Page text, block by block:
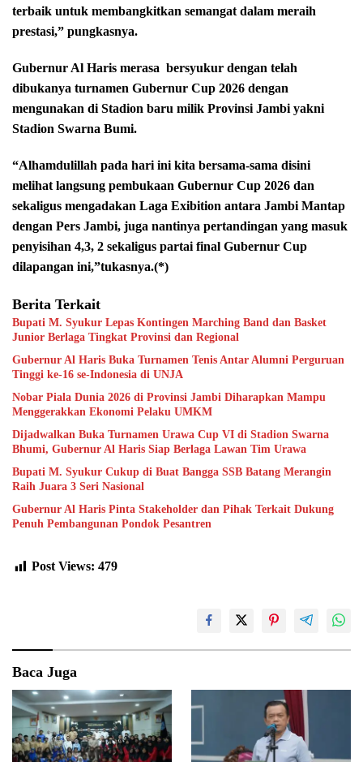
terbaik untuk membangkitkan semangat dalam meraih
prestasi,” pungkasnya.
Gubernur Al Haris merasa bersyukur dengan telah
dibukanya turnamen Gubernur Cup 2026 dengan
mengunakan di Stadion baru milik Provinsi Jambi yakni
Stadion Swarna Bumi.
“Alhamdulillah pada hari ini kita bersama-sama disini
melihat langsung pembukaan Gubernur Cup 2026 dan
sekaligus mengadakan Laga Exibition antara Jambi Mantap
dengan Pers Jambi, juga nantinya pertandingan yang masuk
penyisihan 4,3, 2 sekaligus partai final Gubernur Cup
dilapangan ini,”tukasnya.(*)
Berita Terkait
Bupati M. Syukur Lepas Kontingen Marching Band dan Basket
Junior Berlaga Tingkat Provinsi dan Regional
Gubernur Al Haris Buka Turnamen Tenis Antar Alumni Perguruan
Tinggi ke-16 se-Indonesia di UNJA
Nobar Piala Dunia 2026 di Provinsi Jambi Diharapkan Mampu
Menggerakkan Ekonomi Pelaku UMKM
Dijadwalkan Buka Turnamen Urawa Cup VI di Stadion Swarna
Bhumi, Gubernur Al Haris Siap Berlaga Lawan Tim Urawa
Bupati M. Syukur Cukup di Buat Bangga SSB Batang Merangin
Raih Juara 3 Seri Nasional
Gubernur Al Haris Pinta Stakeholder dan Pihak Terkait Dukung
Penuh Pembangunan Pondok Pesantren
Post Views: 479
Baca Juga